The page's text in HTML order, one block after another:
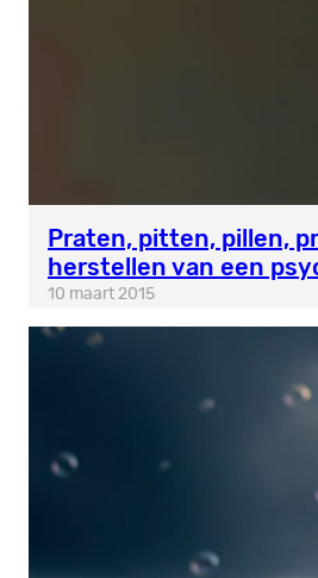
Praten, pitten, pillen,
herstellen van een
10 maart 2015